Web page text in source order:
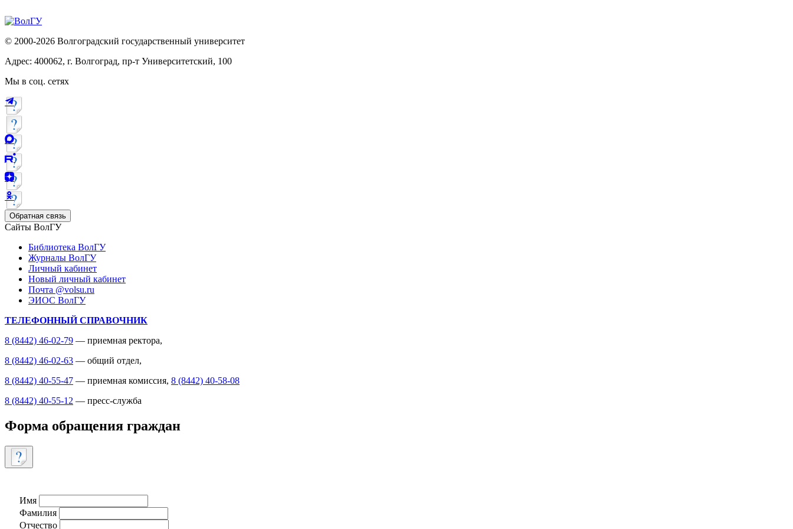
© 2000-2026 Волгоградский государственный университет
Адрес: 400062, г. Волгоград, пр-т Университетский, 100
Мы в соц. сетях
Обратная связь
Сайты ВолГУ
Библиотека ВолГУ
Журналы ВолГУ
Личный кабинет
Новый личный кабинет
Почта @volsu.ru
ЭИОС ВолГУ
ТЕЛЕФОННЫЙ СПРАВОЧНИК
8 (8442) 46-02-79 — приемная ректора,
8 (8442) 46-02-63 — общий отдел,
8 (8442) 40-55-47 — приемная комиссия, 8 (8442) 40-58-08
8 (8442) 40-55-12 — пресс-служба
Форма обращения граждан
Имя
Фамилия
Отчество